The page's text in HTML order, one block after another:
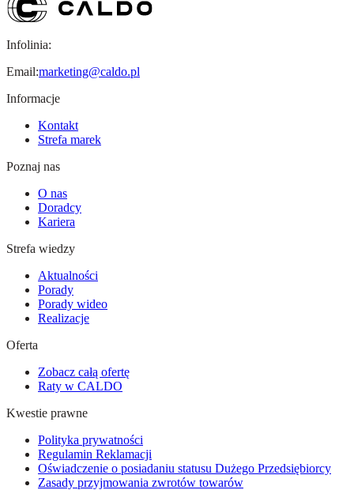
Infolinia:
Email:marketing@caldo.pl
Informacje
Kontakt
Strefa marek
Poznaj nas
O nas
Doradcy
Kariera
Strefa wiedzy
Aktualności
Porady
Porady wideo
Realizacje
Oferta
Zobacz całą ofertę
Raty w CALDO
Kwestie prawne
Polityka prywatności
Regulamin Reklamacji
Oświadczenie o posiadaniu statusu Dużego Przedsiębiorcy
Zasady przyjmowania zwrotów towarów